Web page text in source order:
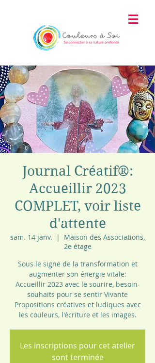
Journal Créatif®:
Accueillir 2023
COMPLET, voir liste
d'attente
sam. 14 janv.
  |
Maison des Associations,
2e étage
Sous le signe de la transformation et
augmenter son énergie vitale:
Accueillir 2023 avec le sourire, besoin-
souhaits pour se sentir Vivante
Propositions créatives et ludiques avec
Les inscriptions pour cet atelier
sont terminée